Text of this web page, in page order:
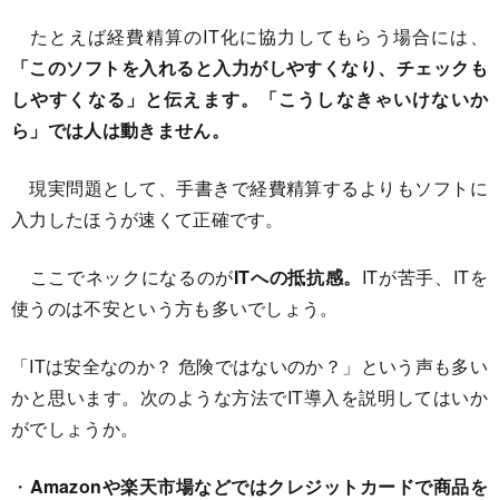
たとえば経費精算のIT化に協力してもらう場合には、
「このソフトを入れると入力がしやすくなり、チェックも
しやすくなる」と伝えます。「こうしなきゃいけないか
ら」では人は動きません。
現実問題として、手書きで経費精算するよりもソフトに
入力したほうが速くて正確です。
ここでネックになるのがITへの抵抗感。 ITが苦手、ITを
使うのは不安という方も多いでしょう。
「ITは安全なのか？ 危険ではないのか？」という声も多い
かと思います。次のような方法でIT導入を説明してはいか
がでしょうか。
・ Amazonや楽天市場などではクレジットカードで商品を